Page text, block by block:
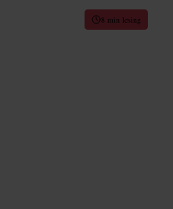
8 min lesing